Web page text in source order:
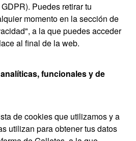
Puedes retirar tu
momento en la sección de
a la que puedes acceder
al final de la web.
funcionales y de
de cookies que utilizamos y a
utilizan para obtener tus datos